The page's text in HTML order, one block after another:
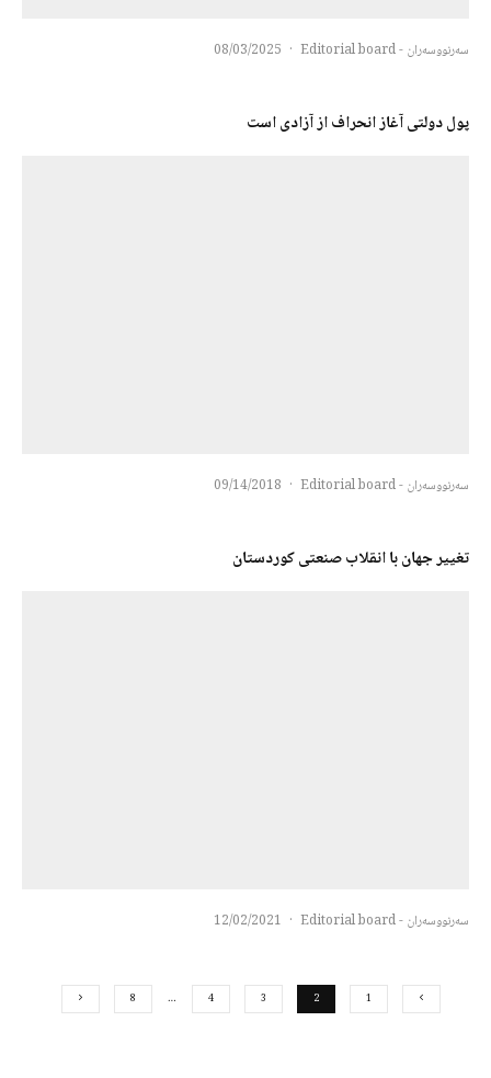
سەرنووسەران - Editorial board ·
08/03/2025
پول دولتی آغاز انحراف از آزادی است
سەرنووسەران - Editorial board ·
09/14/2018
تغییر جهان با انقلاب صنعتی کوردستان
سەرنووسەران - Editorial board ·
12/02/2021
1
2
3
4
…
8